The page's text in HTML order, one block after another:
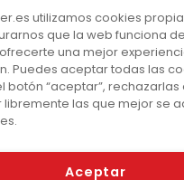
Hemeroteca
Contacto
Prensa
Lingüístico
© Fundación EROSKI
utilizamos cookies
que la web funciona
una mejor
Puedes aceptar todas las
botón “aceptar”,
las que mejor se
Aceptar